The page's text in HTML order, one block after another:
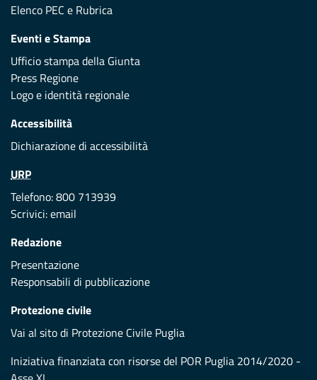
Elenco PEC e Rubrica
Eventi e Stampa
Ufficio stampa della Giunta
Press Regione
Logo e identità regionale
Accessibilità
Dichiarazione di accessibilità
URP
Telefono: 800 713939
Scrivici:email
Redazione
Presentazione
Responsabili di pubblicazione
Protezione civile
Vai al sito di Protezione Civile Puglia
Iniziativa finanziata con risorse del POR Puglia 2014/2020 -